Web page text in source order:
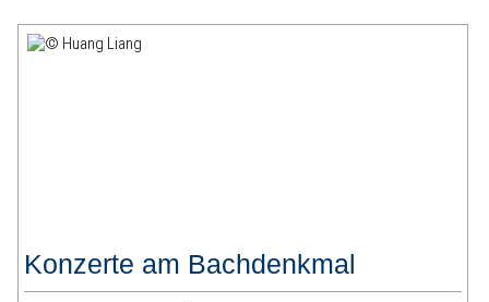
Konzerte am Bachdenkmal